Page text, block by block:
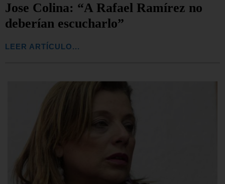
Jose Colina: “A Rafael Ramírez no
deberían escucharlo”
LEER ARTÍCULO...